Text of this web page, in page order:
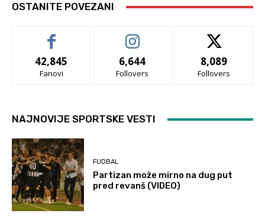
OSTANITE POVEZANI
42,845
Fanovi
6,644
Follovers
8,089
Follovers
NAJNOVIJE SPORTSKE VESTI
FUDBAL
Partizan može mirno na dug put
pred revanš (VIDEO)